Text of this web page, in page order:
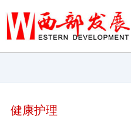
健康护理